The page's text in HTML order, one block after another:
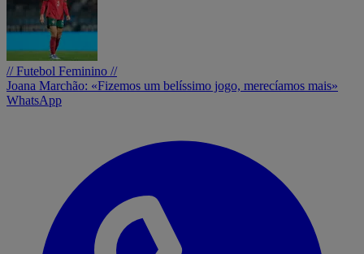
// Futebol Feminino //
Joana Marchão: «Fizemos um belíssimo jogo, merecíamos mais»
WhatsApp